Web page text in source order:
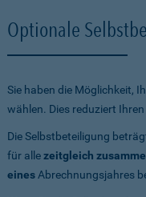
Optionale
Sie haben die Möglichkeit,
wählen. Dies reduziert
Die Selbstbeteiligung
für allezeitgleich
eines Abrechnungsjahres